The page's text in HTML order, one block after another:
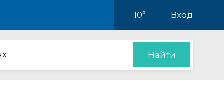
10° Вход
Найти